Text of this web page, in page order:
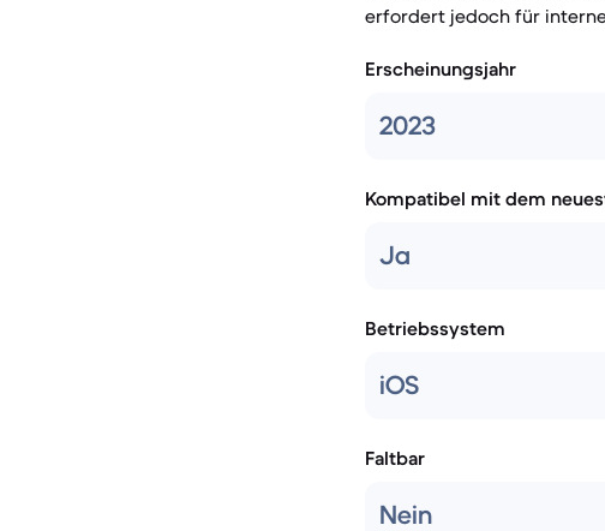
erfordert jedoch für interne
Erscheinungsjahr
2023
Kompatibel mit dem
Ja
Betriebssystem
iOS
Faltbar
Nein